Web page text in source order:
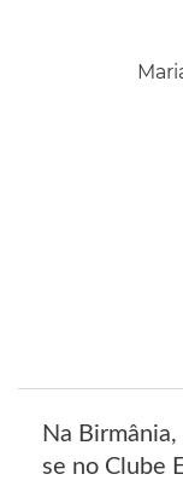
Na
se no Clube